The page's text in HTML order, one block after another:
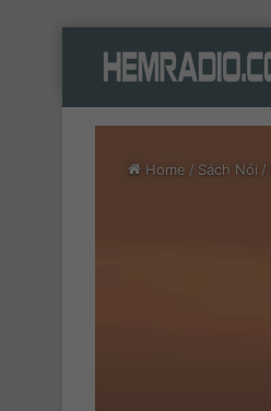
Home / Sách Nói /